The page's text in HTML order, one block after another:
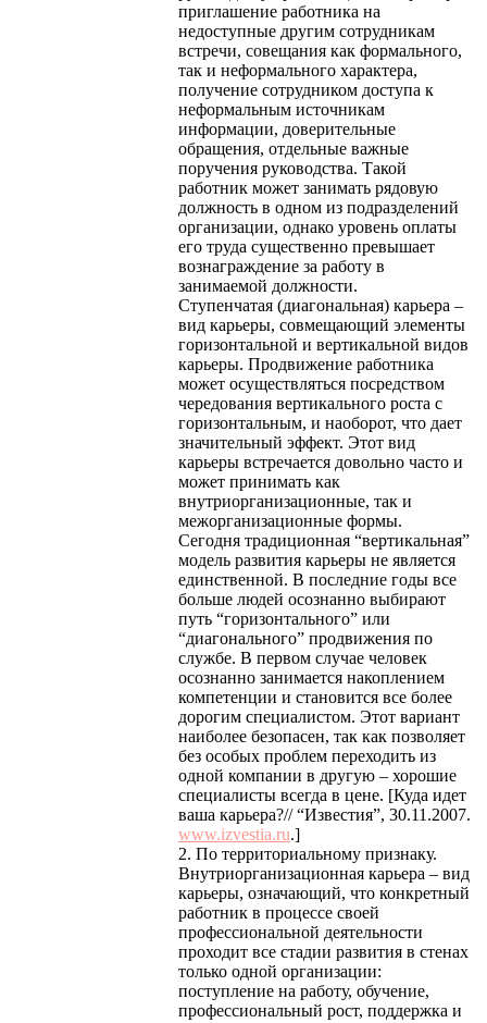
приглашение работника на
недоступные другим сотрудникам
встречи, совещания как формального,
так и неформального характера,
получение сотрудником доступа к
неформальным источникам
информации, доверительные
обращения, отдельные важные
поручения руководства. Такой
работник может занимать рядовую
должность в одном из подразделений
организации, однако уровень оплаты
его труда существенно превышает
вознаграждение за работу в
занимаемой должности.
Ступенчатая (диагональная) карьера –
вид карьеры, совмещающий элементы
горизонтальной и вертикальной видов
карьеры. Продвижение работника
может осуществляться посредством
чередования вертикального роста с
горизонтальным, и наоборот, что дает
значительный эффект. Этот вид
карьеры встречается довольно часто и
может принимать как
внутриорганизационные, так и
межорганизационные формы.
Сегодня традиционная “вертикальная”
модель развития карьеры не является
единственной. В последние годы все
больше людей осознанно выбирают
путь “горизонтального” или
“диагонального” продвижения по
службе. В первом случае человек
осознанно занимается накоплением
компетенции и становится все более
дорогим специалистом. Этот вариант
наиболее безопасен, так как позволяет
без особых проблем переходить из
одной компании в другую – хорошие
специалисты всегда в цене. [Куда идет
ваша карьера?// “Известия”, 30.11.2007.
www.izvestia.ru.]
2. По территориальному признаку.
Внутриорганизационная карьера – вид
карьеры, означающий, что конкретный
работник в процессе своей
профессиональной деятельности
проходит все стадии развития в стенах
только одной организации:
поступление на работу, обучение,
профессиональный рост, поддержка и